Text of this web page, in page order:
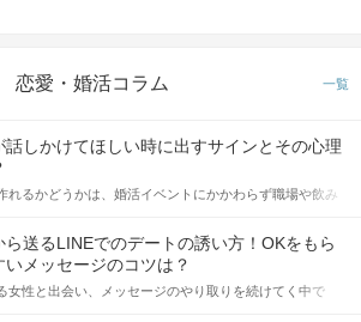
恋愛・婚活コラム 一覧
話しかけてほしい時に出すサインとその心理
れるかどうかは、婚活イベントにかかわらず職場や飲み
ーチできるかにも左右されます。 これから恋人作りを本
めようとしている方は、女性が異性を求めて出すサイン
りと理解し、正しい行動に移せるかどうかが重要。 この
、女性が話しかけて欲しい時に出すサインとその心理を
ら送るLINEでのデートの誘い方！OKをもら
いメッセージのコツは？
女性と出会い、メッセージのやり取りを続けてく中で